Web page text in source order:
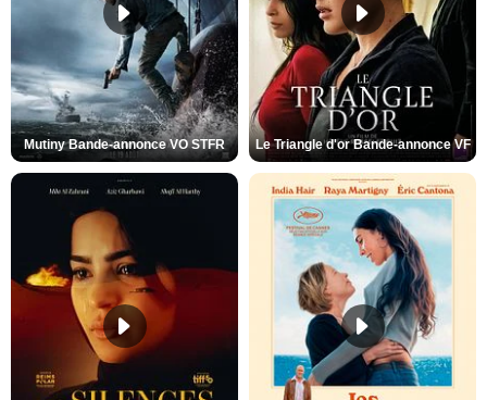
Mutiny Bande-annonce VO STFR Le Triangle d'or Bande-annonce VF